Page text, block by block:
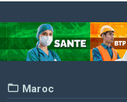
Maroc